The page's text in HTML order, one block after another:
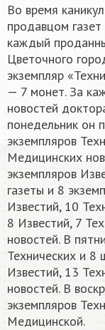
Во время
продавцом
каждый
Цветочного
экземпляр
— 7 монет. За
новостей
понедельник он
экземпляров
Медицинских
экземпляров
газеты и 8
Известий, 10
8 Известий, 7
новостей. В
Технических и
Известий, 13
новостей. В
экземпляров
Медицинской.